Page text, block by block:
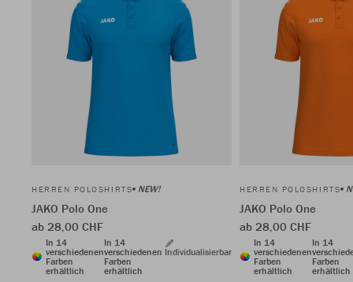
HERREN POLOSHIRTS NEW!
JAKO Polo One
ab 28,00 CHF
In 14
verschiedenen
Farben
erhältlich
In 14
verschiedenen
Farben
erhältlich
Individualisierbar
HERREN POLOSHIRTS
JAKO Polo One
ab 28,00 CHF
In 14
verschiedenen
Farben
erhältlich
In 14
Farben
erhältlich